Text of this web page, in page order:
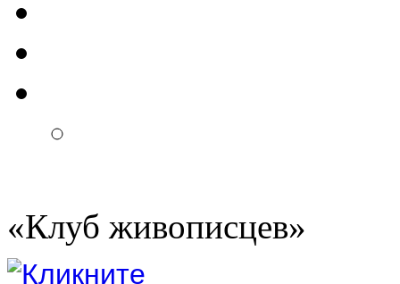
«Клуб живописцев»